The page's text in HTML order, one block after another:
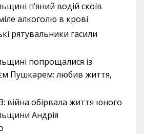
п’яний водій скоїв
алкоголю в крові
рятувальники гасили
попрощалися із
Пушкарем: любив життя,
війна обірвала життя юного
Андрія